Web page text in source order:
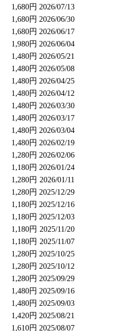
1,680円 2026/07/13
1,680円 2026/06/30
1,680円 2026/06/17
1,980円 2026/06/04
1,480円 2026/05/21
1,480円 2026/05/08
1,480円 2026/04/25
1,480円 2026/04/12
1,480円 2026/03/30
1,480円 2026/03/17
1,480円 2026/03/04
1,480円 2026/02/19
1,280円 2026/02/06
1,180円 2026/01/24
1,280円 2026/01/11
1,280円 2025/12/29
1,180円 2025/12/16
1,180円 2025/12/03
1,180円 2025/11/20
1,180円 2025/11/07
1,280円 2025/10/25
1,280円 2025/10/12
1,280円 2025/09/29
1,480円 2025/09/16
1,480円 2025/09/03
1,420円 2025/08/21
1,610円 2025/08/07